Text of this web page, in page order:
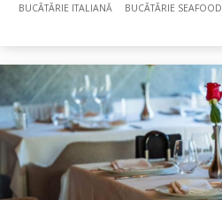
BUCÃTÃRIE ITALIANĂ BUCÃTÃRIE SEAFOOD